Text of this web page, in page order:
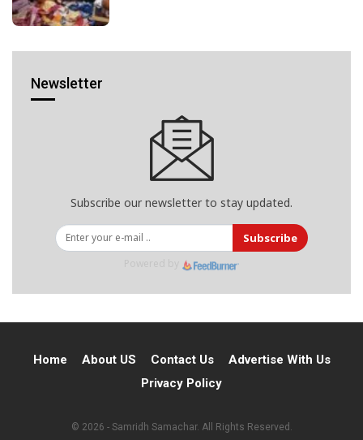
Newsletter
Subscribe our newsletter to stay updated.
Subscribe
Home About US Contact Us
Advertise With Us
Privacy Policy
© 2026 - Samridh Samachar. All Rights Reserved.